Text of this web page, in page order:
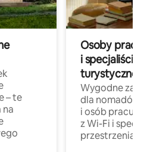
– te
na
Osoby
i specjaliści z
turystycznej
Wygodne
dla nomadów
i osób
z Wi-Fi i
przestrzenią